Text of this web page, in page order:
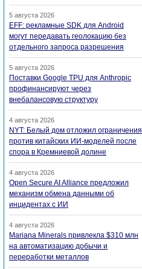
5 августа 2026
EFF: рекламные SDK для Android
могут передавать геолокацию без
отдельного запроса разрешения
5 августа 2026
Поставки Google TPU для Anthropic
профинансируют через
внебалансовую структуру
4 августа 2026
NYT: Белый дом отложил ограничения
против китайских ИИ-моделей после
спора в Кремниевой долине
4 августа 2026
Open Secure AI Alliance предложил
механизм обмена данными об
инцидентах с ИИ
4 августа 2026
Mariana Minerals привлекла $310 млн
на автоматизацию добычи и
переработки металлов